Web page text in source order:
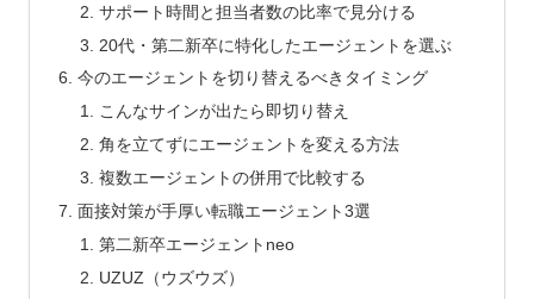
サポート時間と担当者数の比率で見分ける
20代・第二新卒に特化したエージェントを選ぶ
今のエージェントを切り替えるべきタイミング
こんなサインが出たら即切り替え
角を立てずにエージェントを変える方法
複数エージェントの併用で比較する
面接対策が手厚い転職エージェント3選
第二新卒エージェントneo
UZUZ（ウズウズ）